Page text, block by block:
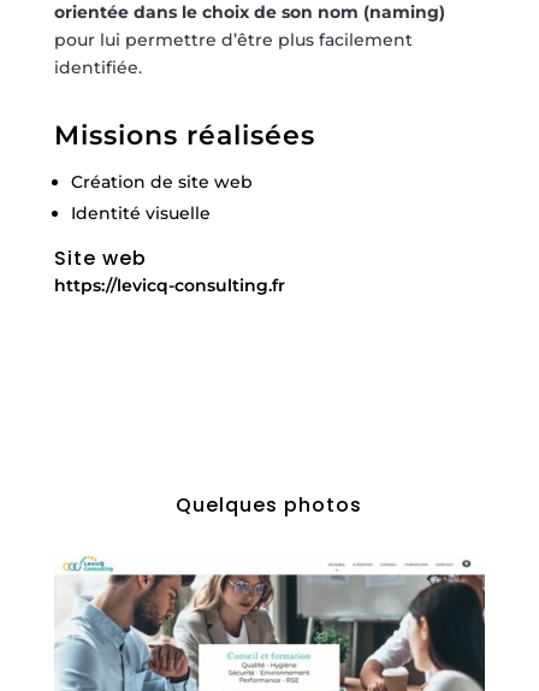
orientée dans le choix de son nom (naming)
pour lui permettre d’être plus facilement
identifiée.
Missions réalisées
Création de site web
Identité visuelle
Site web
https://levicq-consulting.fr
Quelques photos